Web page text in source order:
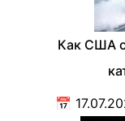
Как США
📅